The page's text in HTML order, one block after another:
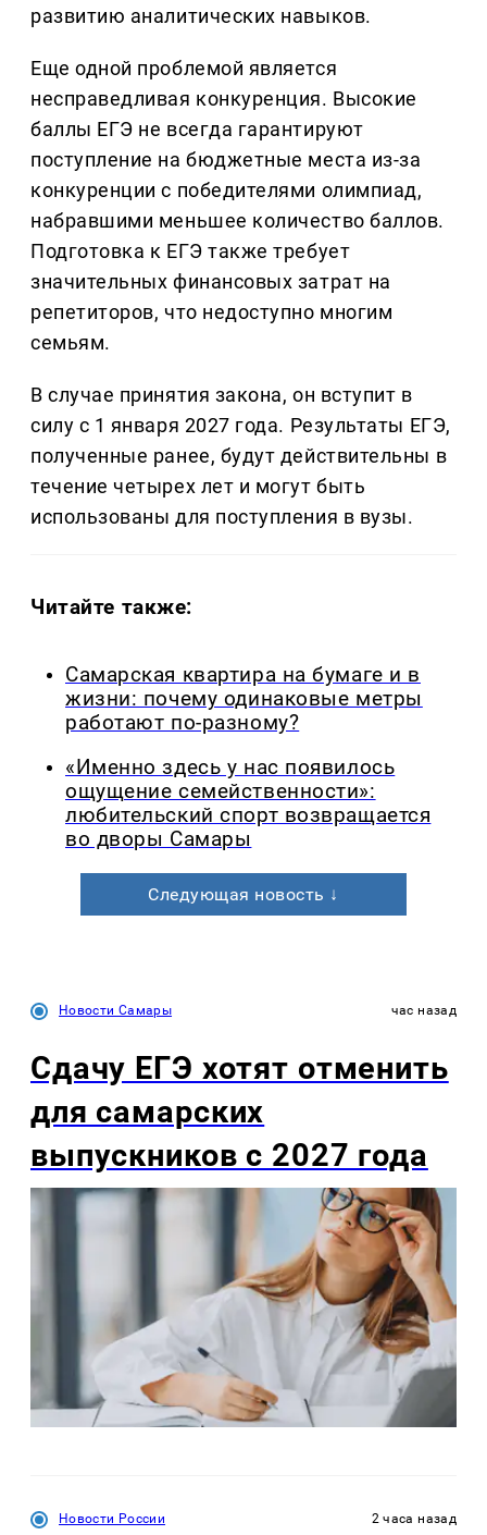
развитию аналитических навыков.
Еще одной проблемой является
несправедливая конкуренция. Высокие
баллы ЕГЭ не всегда гарантируют
поступление на бюджетные места из-за
конкуренции с победителями олимпиад,
набравшими меньшее количество баллов.
Подготовка к ЕГЭ также требует
значительных финансовых затрат на
репетиторов, что недоступно многим
семьям.
В случае принятия закона, он вступит в
силу с 1 января 2027 года. Результаты ЕГЭ,
полученные ранее, будут действительны в
течение четырех лет и могут быть
использованы для поступления в вузы.
Читайте также:
Самарская квартира на бумаге и в
жизни: почему одинаковые метры
работают по-разному?
«Именно здесь у нас появилось
ощущение семейственности»:
любительский спорт возвращается
во дворы Самары
Следующая новость ↓
Новости Самары час назад
Сдачу ЕГЭ хотят отменить
для самарских
выпускников с 2027 года
Новости России 2 часа назад